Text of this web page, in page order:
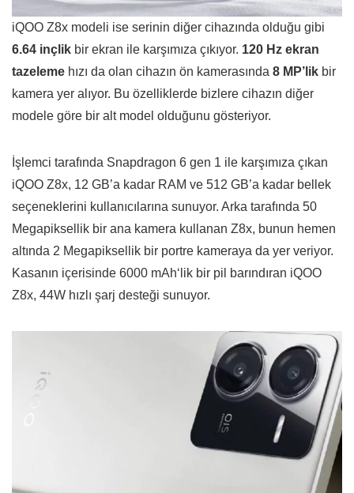
iQOO Z8x modeli ise serinin diğer cihazında olduğu gibi
6.64 inçlik bir ekran ile karşımıza çıkıyor. 120 Hz ekran
tazeleme hızı da olan cihazın ön kamerasında 8 MP’lik bir
kamera yer alıyor. Bu özelliklerde bizlere cihazın diğer
modele göre bir alt model olduğunu gösteriyor.
İşlemci tarafında Snapdragon 6 gen 1 ile karşımıza çıkan
iQOO Z8x, 12 GB’a kadar RAM ve 512 GB’a kadar bellek
seçeneklerini kullanıcılarına sunuyor. Arka tarafında 50
Megapiksellik bir ana kamera kullanan Z8x, bunun hemen
altında 2 Megapiksellik bir portre kameraya da yer veriyor.
Kasanın içerisinde 6000 mAh‘lik bir pil barındıran iQOO
Z8x, 44W hızlı şarj desteği sunuyor.